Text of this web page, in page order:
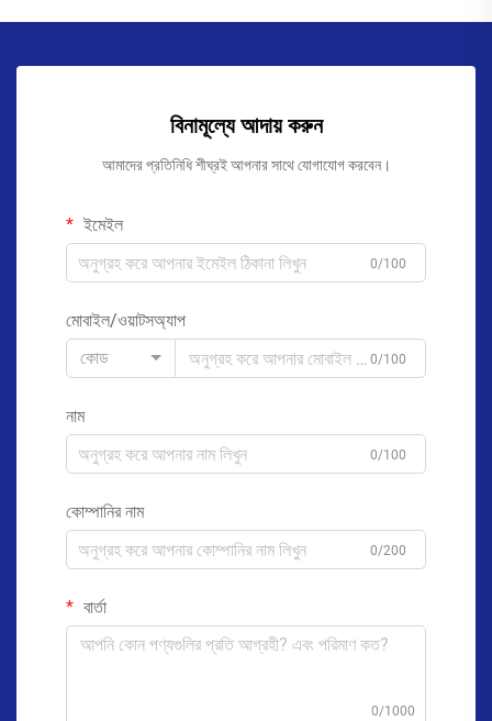
বিনামূল্যে আদায় করুন
আমাদের প্রতিনিধি শীঘ্রই আপনার সাথে যোগাযোগ করবেন।
ইমেইল
0/100
মোবাইল/ওয়াটসঅ্যাপ
কোড
0/100
নাম
0/100
কোম্পানির নাম
0/200
বার্তা
0/1000